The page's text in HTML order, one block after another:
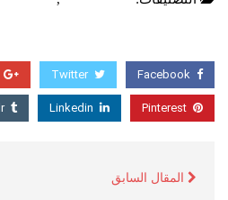
Facebook
Twitter
Pinterest
Linkedin
المقال السابق